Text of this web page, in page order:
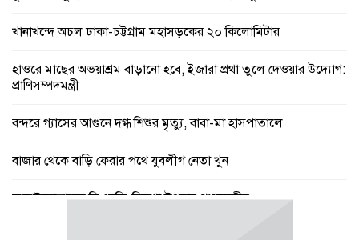
খানাখন্দে অচল ঢাকা-চট্টগ্রাম মহাসড়কের ২০ কিলোমিটার
হাওরে মাছের অভয়াশ্রম বাড়ানো হবে, ইজারা প্রথা তুলে দেওয়ার উদ্যোগ:
প্রাণিসম্পদমন্ত্রী
বন্দরে গ্যাসের আগুনে দগ্ধ শিশুর মৃত্যু, বাবা-মা হাসপাতালে
বাজার থেকে বাড়ি ফেরার পথে যুবলীগ নেতা খুন
জুলাইযোদ্ধাদের সিএনজি-রিকশা উপহার প্রধানমন্ত্রীর